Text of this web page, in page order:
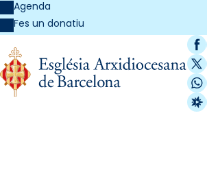
Agenda
Fes un donatiu
X /